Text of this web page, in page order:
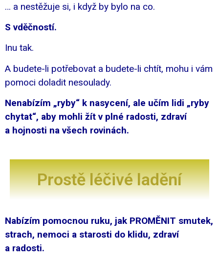
… a nestěžuje si, i když by bylo na co.
S vděčností.
Inu tak.
A budete-li potřebovat a budete-li chtít, mohu i vám
pomoci doladit nesoulady.
Nenabízím „ryby“ k nasycení, ale učím lidi „ryby
chytat“, aby mohli žít v plné radosti, zdraví
a hojnosti na všech rovinách.
Prostě léčivé ladění
Nabízím pomocnou ruku, jak PROMĚNIT smutek,
strach, nemoci a starosti do klidu, zdraví
a radosti.